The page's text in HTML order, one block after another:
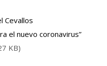
Cevallos
el nuevo coronavirus”
KB)